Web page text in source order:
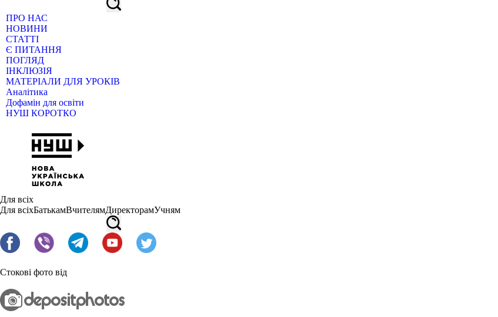
ПРО НАС
НОВИНИ
СТАТТІ
Є ПИТАННЯ
ПОГЛЯД
ІНКЛЮЗІЯ
МАТЕРІАЛИ ДЛЯ УРОКІВ
Аналітика
Дофамін для освіти
НУШ КОРОТКО
Для всіх
Для всіхБатькамВчителямДиректорамУчням
Стокові фото від